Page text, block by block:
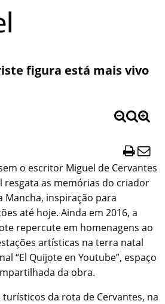
figura está mais vivo
o escritor Miguel de Cervantes
resgata as memórias do criador
Mancha, inspiração para
até hoje. Ainda em 2016, a
repercute em homenagens ao
artísticas na terra natal
“El Quijote en Youtube”, espaço
da obra.
da rota de Cervantes, na